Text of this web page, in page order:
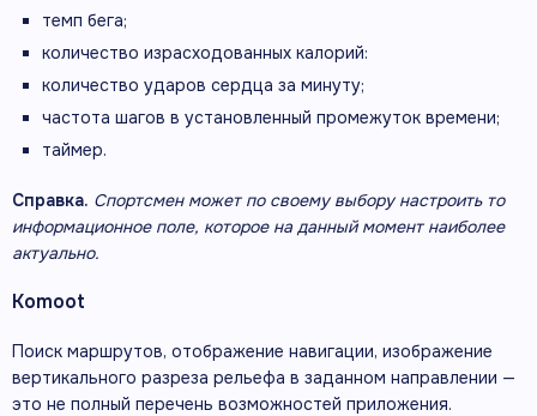
темп бега;
количество израсходованных калорий:
количество ударов сердца за минуту;
частота шагов в установленный промежуток времени;
таймер.
Справка. Спортсмен может по своему выбору настроить то
информационное поле, которое на данный момент наиболее
актуально.
Komoot
Поиск маршрутов, отображение навигации, изображение
вертикального разреза рельефа в заданном направлении —
это не полный перечень возможностей приложения.